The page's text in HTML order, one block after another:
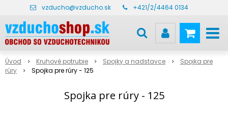
vzducho@vzducho.sk +421/2/4464 0134
Úvod Kruhové potrubie Spojky a nadstavce
Spojka pre
rúry
Spojka pre rúry - 125
Spojka pre rúry - 125